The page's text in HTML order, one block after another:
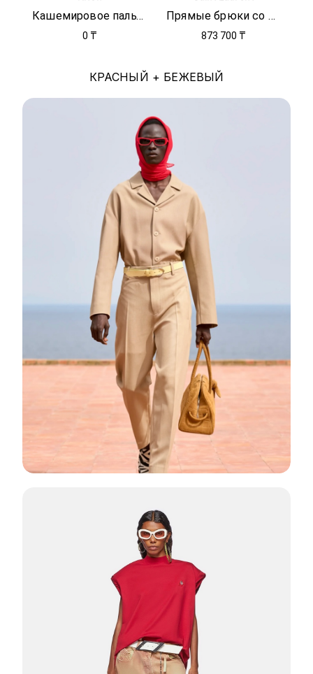
Кашемировое пальто с поясом
0 ₸
Прямые брюки со стрелками
873 700 ₸
КРАСНЫЙ + БЕЖЕВЫЙ